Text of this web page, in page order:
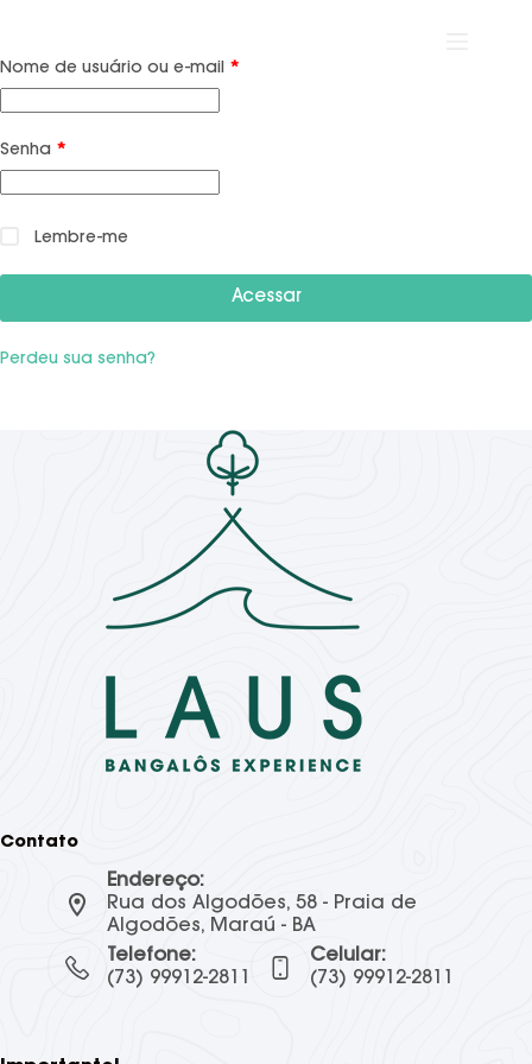
Nome de usuário ou e-mail *
Senha *
Lembre-me
Acessar
Perdeu sua senha?
Contato
Endereço:
Rua dos Algodões, 58 - Praia de
Algodões, Maraú - BA
Telefone:
(73) 99912-2811
Celular:
(73) 99912-2811